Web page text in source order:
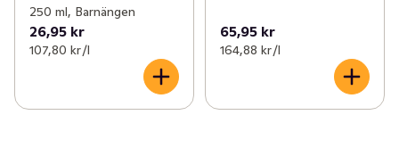
250 ml, Barnängen
26,95 kr
107,80 kr /l
65,95 kr
164,88 kr /l